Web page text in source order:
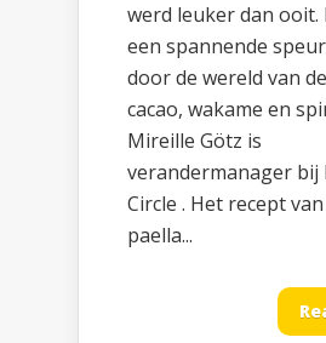
werd leuker dan ooit.
een spannende
door de wereld van
cacao, wakame en
Mireille Götz is
verandermanager bij
Circle . Het recept
paella...